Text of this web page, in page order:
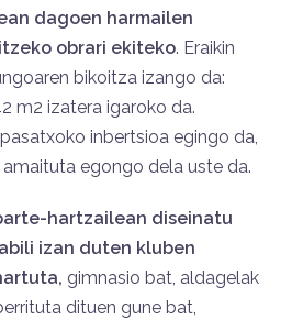
dagoen harmailen
obrari ekiteko. Eraikin
bikoitza izango da:
m2 izatera igaroko da.
inbertsioa egingo da,
egongo dela uste da.
hartzailean diseinatu
izan duten kluben
gimnasio bat, aldagelak
dituen gune bat,